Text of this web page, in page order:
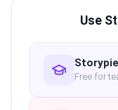
Use
Free for